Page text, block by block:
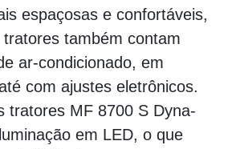
espaçosas e confortáveis,
também contam
ar-condicionado, em
com ajustes eletrônicos.
tratores MF 8700 S Dyna-
em LED, o que